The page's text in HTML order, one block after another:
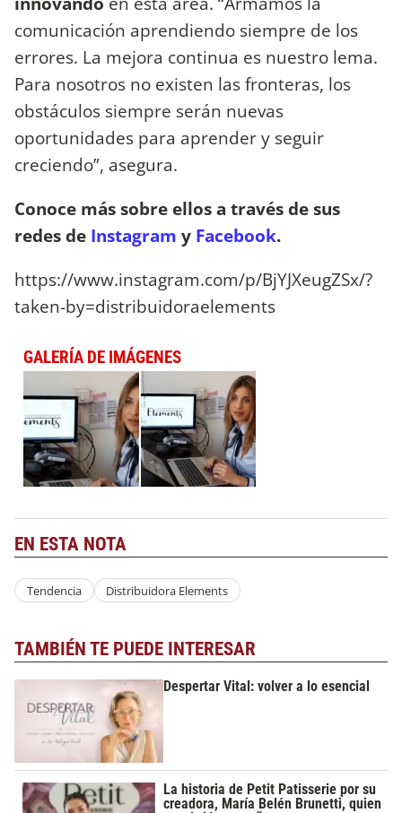
comunicación aprendiendo siempre de los
errores. La mejora continua es nuestro lema.
Para nosotros no existen las fronteras, los
obstáculos siempre serán nuevas
oportunidades para aprender y seguir
creciendo”, asegura.
Conoce más sobre ellos a través de sus
redes de Instagram y Facebook.
https://www.instagram.com/p/BjYJXeugZSx/?
taken-by=distribuidoraelements
GALERÍA DE IMÁGENES
EN ESTA NOTA
Tendencia Distribuidora Elements
TAMBIÉN TE PUEDE INTERESAR
Despertar Vital: volver a lo esencial
La historia de Petit Patisserie por su
creadora, María Belén Brunetti, quien